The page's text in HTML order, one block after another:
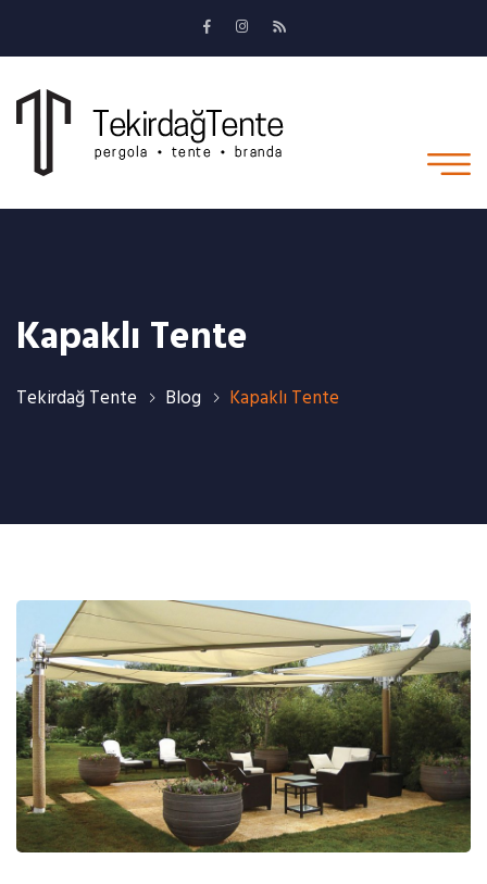
Kapaklı Tente
Tekirdağ Tente Blog Kapaklı Tente